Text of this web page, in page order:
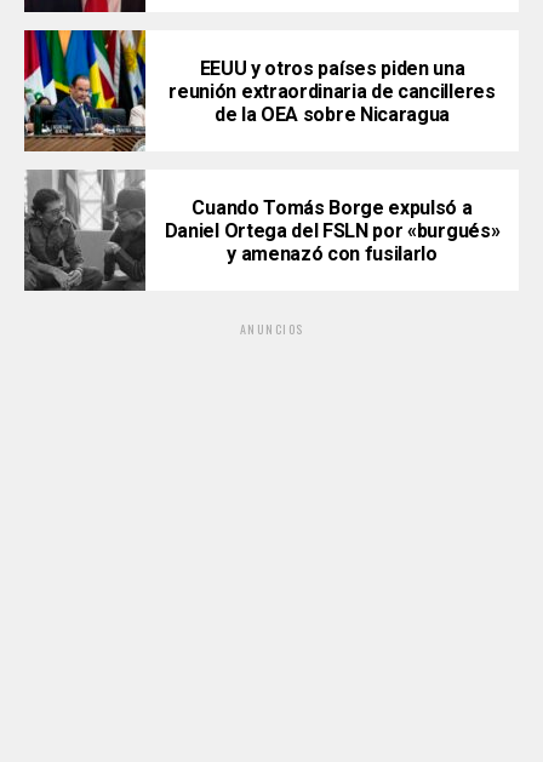
EEUU y otros países piden una
reunión extraordinaria de cancilleres
de la OEA sobre Nicaragua
Cuando Tomás Borge expulsó a
Daniel Ortega del FSLN por «burgués»
y amenazó con fusilarlo
ANUNCIOS